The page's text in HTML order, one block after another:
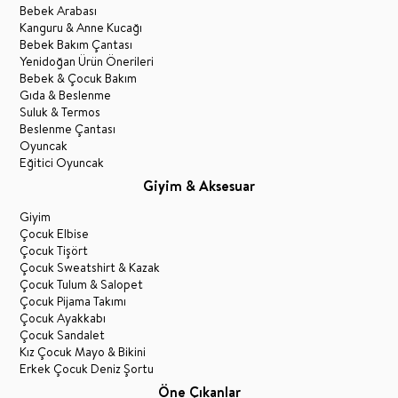
Bebek Arabası
Kanguru & Anne Kucağı
Bebek Bakım Çantası
Yenidoğan Ürün Önerileri
Bebek & Çocuk Bakım
Gıda & Beslenme
Suluk & Termos
Beslenme Çantası
Oyuncak
Eğitici Oyuncak
Giyim & Aksesuar
Giyim
Çocuk Elbise
Çocuk Tişört
Çocuk Sweatshirt & Kazak
Çocuk Tulum & Salopet
Çocuk Pijama Takımı
Çocuk Ayakkabı
Çocuk Sandalet
Kız Çocuk Mayo & Bikini
Erkek Çocuk Deniz Şortu
Öne Çıkanlar